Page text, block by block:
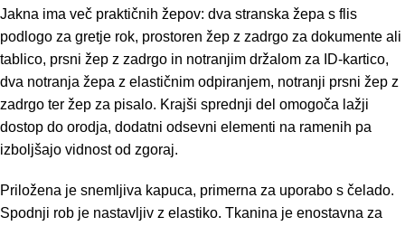
Jakna ima več praktičnih žepov: dva stranska žepa s flis
podlogo za gretje rok, prostoren žep z zadrgo za dokumente ali
tablico, prsni žep z zadrgo in notranjim držalom za ID-kartico,
dva notranja žepa z elastičnim odpiranjem, notranji prsni žep z
zadrgo ter žep za pisalo. Krajši sprednji del omogoča lažji
dostop do orodja, dodatni odsevni elementi na ramenih pa
izboljšajo vidnost od zgoraj.
Priložena je snemljiva kapuca, primerna za uporabo s čelado.
Spodnji rob je nastavljiv z elastiko. Tkanina je enostavna za